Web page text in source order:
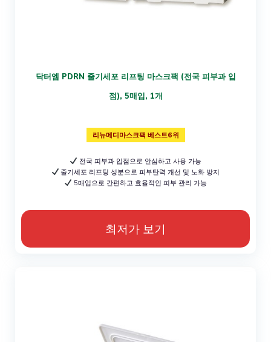
닥터엠 PDRN 줄기세포 리프팅 마스크팩 (전국 피부과 입
점), 5매입, 1개
리뉴메디마스크팩 베스트6위
전국 피부과 입점으로 안심하고 사용 가능
줄기세포 리프팅 성분으로 피부탄력 개선 및 노화 방지
5매입으로 간편하고 효율적인 피부 관리 가능
최저가 보기